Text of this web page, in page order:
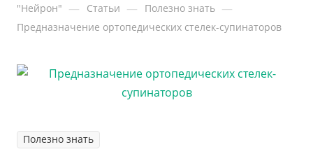
"Нейрон" — Статьи — Полезно знать —
Предназначение ортопедических стелек-супинаторов
Полезно знать